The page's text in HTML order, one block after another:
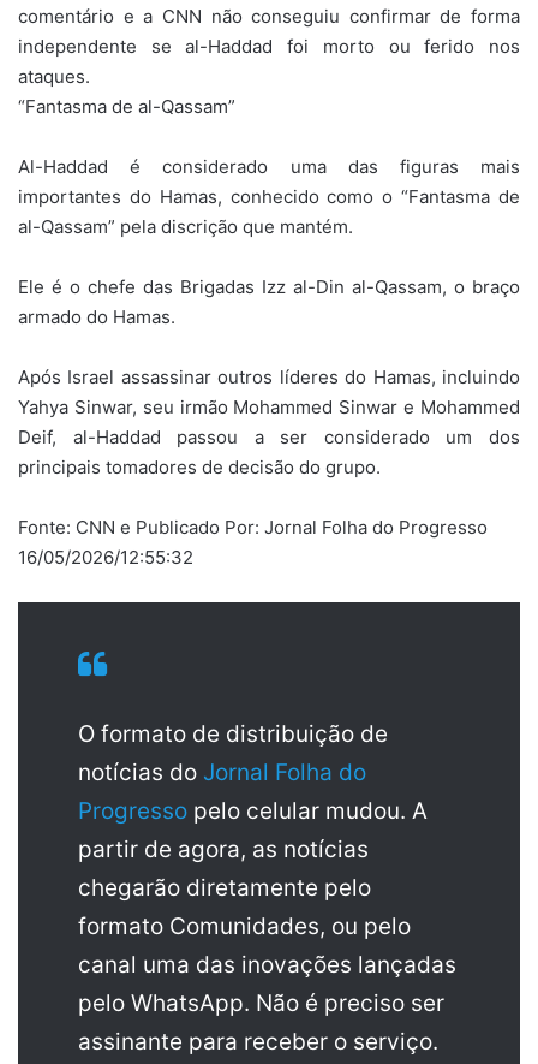
comentário e a CNN não conseguiu confirmar de forma
independente se al-Haddad foi morto ou ferido nos
ataques.
“Fantasma de al-Qassam”
Al-Haddad é considerado uma das figuras mais
importantes do Hamas, conhecido como o “Fantasma de
al-Qassam” pela discrição que mantém.
Ele é o chefe das Brigadas Izz al-Din al-Qassam, o braço
armado do Hamas.
Após Israel assassinar outros líderes do Hamas, incluindo
Yahya Sinwar, seu irmão Mohammed Sinwar e Mohammed
Deif, al-Haddad passou a ser considerado um dos
principais tomadores de decisão do grupo.
Fonte: CNN e Publicado Por: Jornal Folha do Progresso
16/05/2026/12:55:32
O formato de distribuição de
notícias do Jornal Folha do
Progresso pelo celular mudou. A
partir de agora, as notícias
chegarão diretamente pelo
formato Comunidades, ou pelo
canal uma das inovações lançadas
pelo WhatsApp. Não é preciso ser
assinante para receber o serviço.